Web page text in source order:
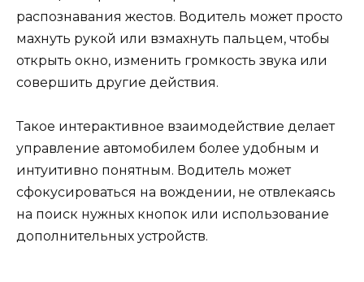
распознавания жестов. Водитель может просто
махнуть рукой или взмахнуть пальцем, чтобы
открыть окно, изменить громкость звука или
совершить другие действия.
Такое интерактивное взаимодействие делает
управление автомобилем более удобным и
интуитивно понятным. Водитель может
сфокусироваться на вождении, не отвлекаясь
на поиск нужных кнопок или использование
дополнительных устройств.